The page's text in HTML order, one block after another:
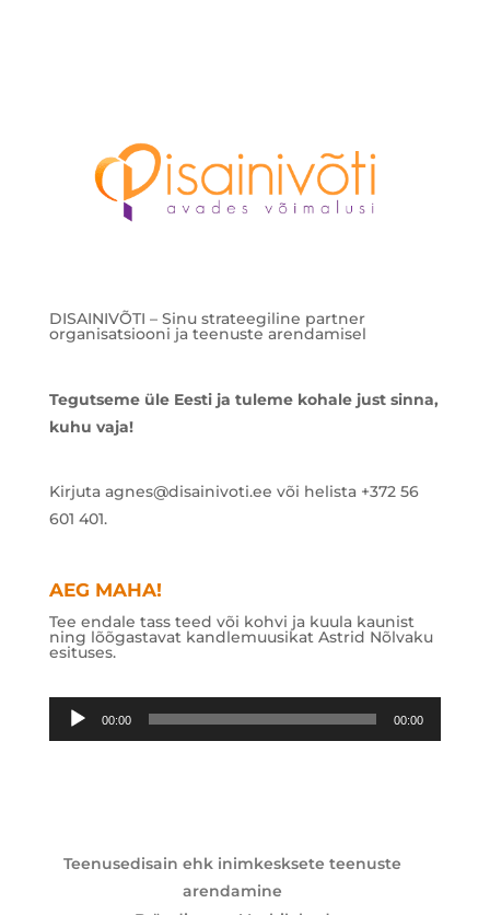
DISAINIVÕTI – Sinu strateegiline partner
organisatsiooni ja teenuste arendamisel
Tegutseme üle Eesti ja tuleme kohale just sinna,
kuhu vaja!
Kirjuta agnes@disainivoti.ee või helista +372 56
601 401.
AEG MAHA!
Tee endale tass teed või kohvi ja kuula kaunist
ning lõõgastavat kandlemuusikat Astrid Nõlvaku
esituses.
Audioesitaja
00:00 00:00
Teenusedisain ehk inimkesksete teenuste
arendamine